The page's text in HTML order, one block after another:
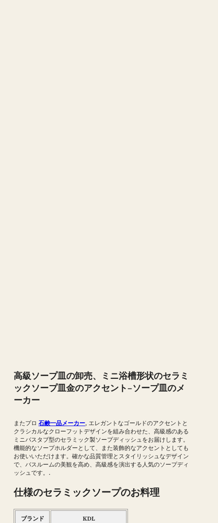
高級ソープ皿の卸売、ミニ浴槽形状のセラミ
ックソープ皿金のアクセント–ソープ皿のメ
ーカー
またプロ 石鹸一品メーカー, エレガントなゴールドのアクセントと
クラシカルなクローフットデザインを組み合わせた、高級感のある
ミニバスタブ型のセラミック製ソープディッシュをお届けします。
機能的なソープホルダーとして、また装飾的なアクセントとしても
お使いいただけます。確かな品質管理とスタイリッシュなデザイン
で、バスルームの美観を高め、高級感を演出する人気のソープディ
ッシュです。.
仕様のセラミックソープのお料理
ブランド KDL